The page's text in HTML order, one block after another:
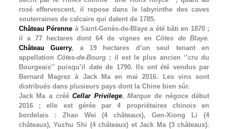
rosé effervescent, il repose dans le labyrinthe des caves
souterraines de calcaire qui datent de 1785.
Château Pérenne à Saint-Genès-de-Blaye a été bâti en 1870 ;
il a 77 hectares dont 64 de vignes enCôtes de Blaye.
Château Guerry, a 19 hectares d’un seul tenant en
appellationCôtes-de-Bourg ; il est le plus ancien ‘’cru du
Bourgeais’’ puisqu’il date de 1790. Ils ont été vendus par
Bernard Magrez à Jack Ma en mai 2016. Les vins sont
distribués dans plusieurs pays dont la Chine bien sûr.
Jack Ma a crééCellar Privilege,Marquede négoce début
2016 ; elle est gérée par 4 propriétaires chinois en
bordelais : Zhao Wei (4 châteaux), Gen-Xiong Li (4
châteaux), Yuzhu Shi (4 châteaux) et Jack Ma (3 châteaux).